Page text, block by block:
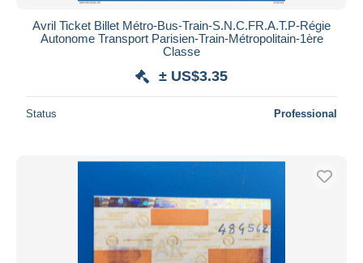
Avril Ticket Billet Métro-Bus-Train-S.N.C.F️R.A.T.P-Régie
Autonome Transport Parisien-Train-Métropolitain-1ère
Classe
± US$3.35
Status Professional